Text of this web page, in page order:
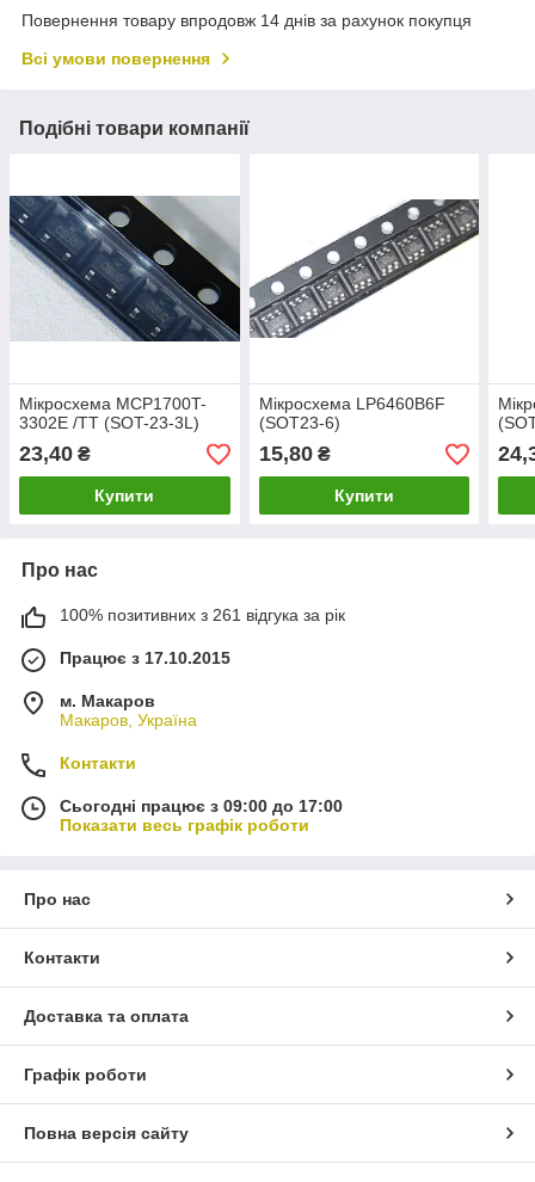
Повернення товару впродовж 14 днів за рахунок покупця
Всі умови повернення
Подібні товари компанії
Мікросхема MCP1700T-
3302E /TT (SOT-23-3L)
23,40 ₴
Купити
Мікросхема LP6460B6F
(SOT23-6)
15,80₴
Купити
Про нас
100% позитивних з 261 відгука за рік
Працює з 17.10.2015
м. Макаров
Макаров, Україна
Контакти
Сьогодні працює з 09:00 до 17:00
Показати весь графік роботи
Про нас
Контакти
Доставка та оплата
Графік роботи
Повна версія сайту